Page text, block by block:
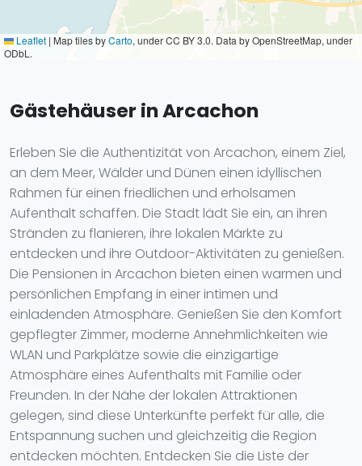
Leaflet | Map tiles byCarto, under CC BY 3.0. Data by OpenStreetMap, under
ODbL.
Gästehäuser in Arcachon
Erleben Sie die Authentizität von Arcachon, einem Ziel,
an dem Meer, Wälder und Dünen einen idyllischen
Rahmen für einen friedlichen und erholsamen
Aufenthalt schaffen. Die Stadt lädt Sie ein, an ihren
Stränden zu flanieren, ihre lokalen Märkte zu
entdecken und ihre Outdoor-Aktivitäten zu genießen.
Die Pensionen in Arcachon bieten einen warmen und
persönlichen Empfang in einer intimen und
einladenden Atmosphäre. Genießen Sie den Komfort
gepflegter Zimmer, moderne Annehmlichkeiten wie
WLAN und Parkplätze sowie die einzigartige
Atmosphäre eines Aufenthalts mit Familie oder
Freunden. In der Nähe der lokalen Attraktionen
gelegen, sind diese Unterkünfte perfekt für alle, die
Entspannung suchen und gleichzeitig die Region
entdecken möchten. Entdecken Sie die Liste der